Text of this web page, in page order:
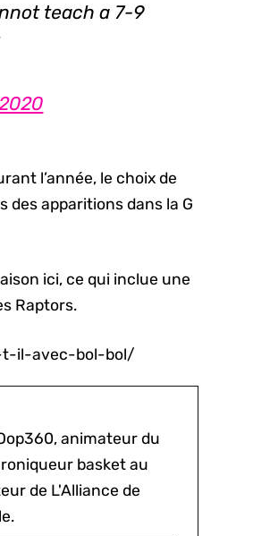
teach a 7-9
l’année, le choix de
des apparitions dans la G
ici, ce qui inclue une
Raptors.
t-il-avec-bol-bol/
animateur du
basket au
de L'Alliance de